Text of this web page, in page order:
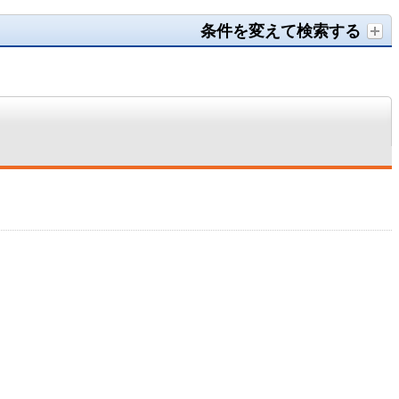
条件を変えて検索する